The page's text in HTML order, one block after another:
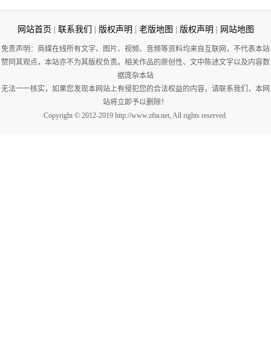
网站首页 联系我们 版权声明 老版地图 版权声明 网站地图
免责声明：商媒在线所有文字、图片、视频、音频等资料均来自互联网，不代表本站
赞同其观点，本站亦不为其版权负责。相关作品的原创性、文中陈述文字以及内容数
据庞杂本站
无法一一核实，如果您发现本网站上有侵犯您的合法权益的内容，请联系我们，本网
站将立即予以删除！
Copyright © 2012-2019 http://www.zfta.net, All rights reserved.